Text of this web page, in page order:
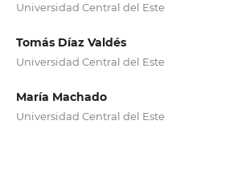
Universidad Central del Este
Tomás Díaz Valdés
Universidad Central del Este
María Machado
Universidad Central del Este